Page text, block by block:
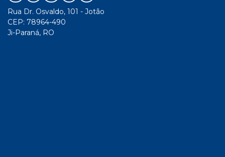
Rua Dr. Osvaldo, 101 - Jotão
CEP: 78964-490
Ji-Paraná, RO